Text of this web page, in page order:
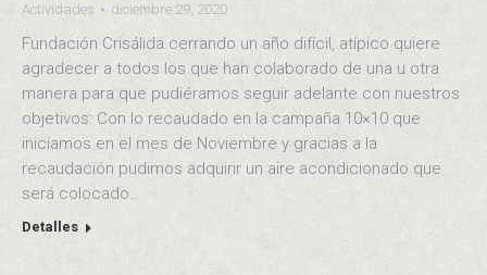
Actividades diciembre 29, 2020
Fundación Crisálida cerrando un año difícil, atípico quiere
agradecer a todos los que han colaborado de una u otra
manera para que pudiéramos seguir adelante con nuestros
objetivos: Con lo recaudado en la campaña 10×10 que
iniciamos en el mes de Noviembre y gracias a la
recaudación pudimos adquirir un aire acondicionado que
será colocado…
Detalles